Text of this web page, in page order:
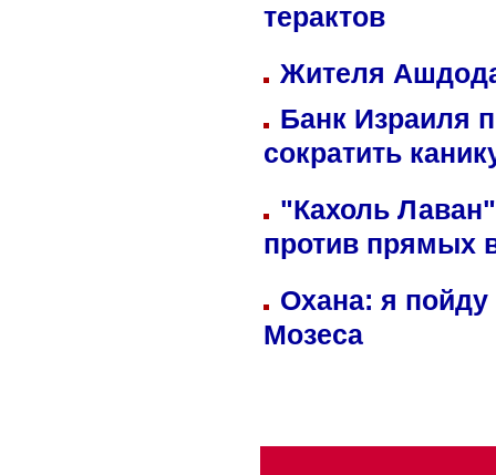
терактов
Жителя
Банк Израиля
сократить
"Кахоль
против прямых
Охана: я пойду
Мозеса